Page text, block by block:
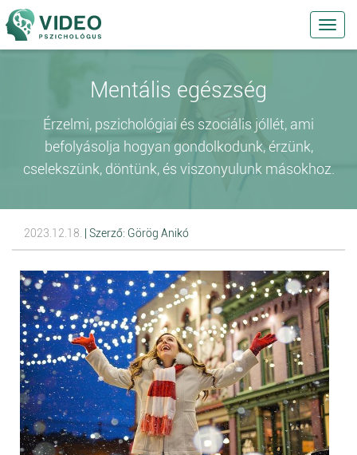
Mentális egészség
Érzelmi, pszichológiai és szociális jóllét, ami
befolyásolja hogyan gondolkodunk, érzünk,
cselekszünk, döntünk, és viszonyulunk másokhoz.
2023.12.18. | Szerző: Görög Anikó